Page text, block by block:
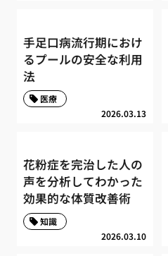
手足口病流行期におけ
るプールの安全な利用
法
2026.03.13
医療
花粉症を完治した人の
声を分析してわかった
効果的な体質改善術
2026.03.10
知識